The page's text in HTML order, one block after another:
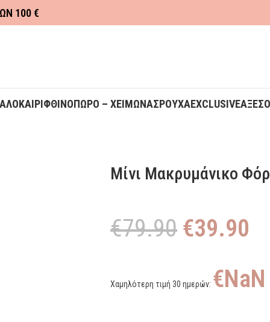
100 €
ΦΘΙΝΟΠΩΡΟ – ΧΕΙΜΩΝΑΣΡΟΥΧΑEXCLUSIVE
Μίνι Μακρυμάνικο
€79.90 €39.90
Χαμηλότερη τιμή 30 ημερών: €NaN